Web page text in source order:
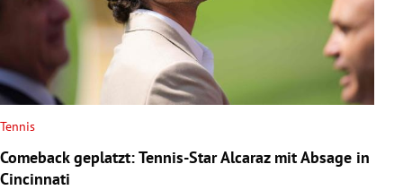
Tennis
Comeback geplatzt: Tennis-Star Alcaraz mit Absage in
Cincinnati